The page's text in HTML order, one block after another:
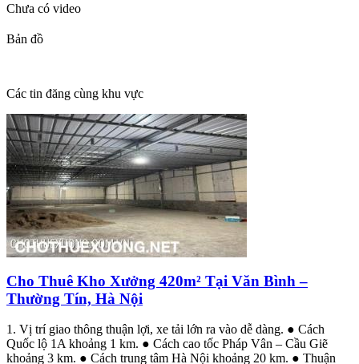
Chưa có video
Bản đồ
Các tin đăng cùng khu vực
Cho Thuê Kho Xưởng 420m² Tại Văn Bình –
Thường Tín, Hà Nội
1. Vị trí giao thông thuận lợi, xe tải lớn ra vào dễ dàng. ● Cách
Quốc lộ 1A khoảng 1 km. ● Cách cao tốc Pháp Vân – Cầu Giẽ
khoảng 3 km. ● Cách trung tâm Hà Nội khoảng 20 km. ● Thuận